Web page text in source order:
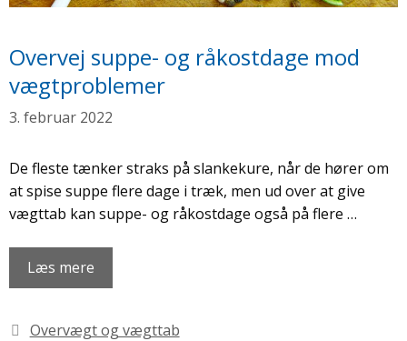
Overvej suppe- og råkostdage mod
vægtproblemer
3. februar 2022
De fleste tænker straks på slankekure, når de hører om
at spise suppe flere dage i træk, men ud over at give
vægttab kan suppe- og råkostdage også på flere …
Læs mere
Kategorier
Overvægt og vægttab